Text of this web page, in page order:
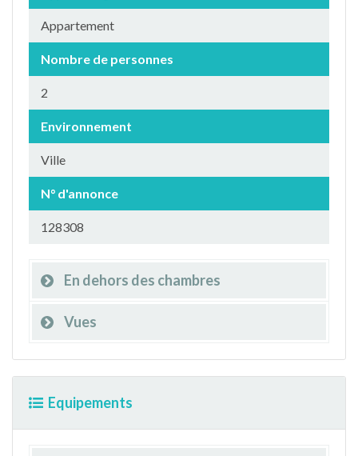
Appartement
Nombre de personnes
2
Environnement
Ville
N° d'annonce
128308
En dehors des chambres
Vues
Equipements